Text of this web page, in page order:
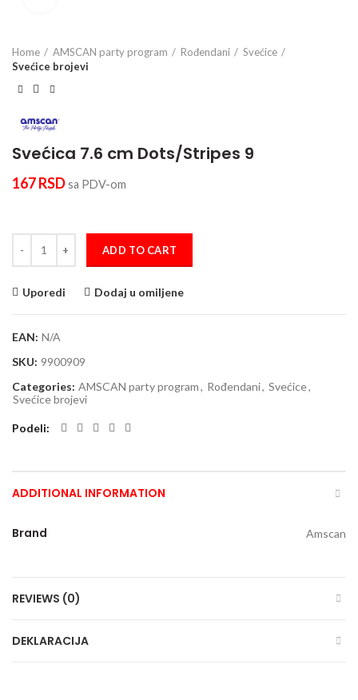
Home AMSCAN party program Rođendani
Svećice
Svećice brojevi
Svećica 7.6 cm Dots/Stripes 9
167RSDsa PDV-om
ADD TO CART
Uporedi Dodaj u omiljene
EAN: N/A
SKU: 9900909
Categories: AMSCAN party program, Rođendani, Svećice,
Svećice brojevi
Podeli
ADDITIONAL INFORMATION
Brand Amscan
REVIEWS (0)
DEKLARACIJA